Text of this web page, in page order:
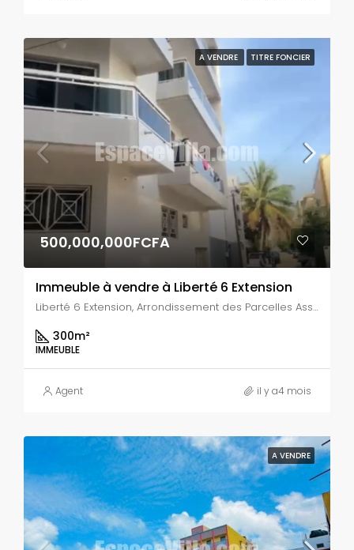
A VENDRE TITRE FONCIER
500,000,000FCFA
Immeuble à vendre à Liberté 6 Extension
Liberté 6 Extension, Arrondissement des Parcelles Assainies, Dakar, Région de Dakar, 11500, Sénégal
300m²
IMMEUBLE
Agent il y a4 mois
A VENDRE